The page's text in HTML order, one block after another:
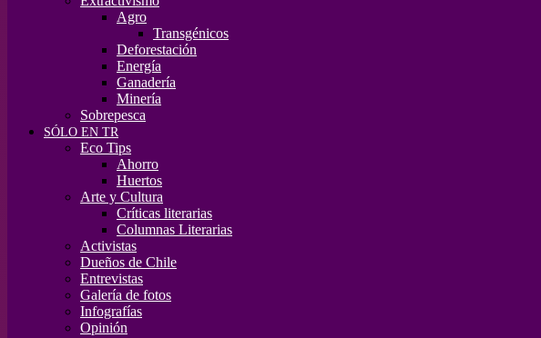
Agro
Transgénicos
Deforestación
Energía
Ganadería
Minería
Sobrepesca
SÓLO EN TR
Eco Tips
Ahorro
Huertos
Arte y Cultura
Críticas literarias
Columnas Literarias
Activistas
Dueños de Chile
Entrevistas
Galería de fotos
Infografías
Opinión